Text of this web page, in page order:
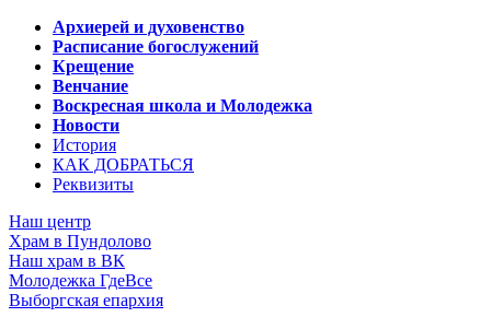
Архиерей и духовенство
Расписание богослужений
Крещение
Венчание
Воскресная школа и Молодежка
Новости
История
КАК ДОБРАТЬСЯ
Реквизиты
Наш центр
Храм в Пундолово
Наш храм в ВК
Молодежка ГдеВсе
Выборгская епархия